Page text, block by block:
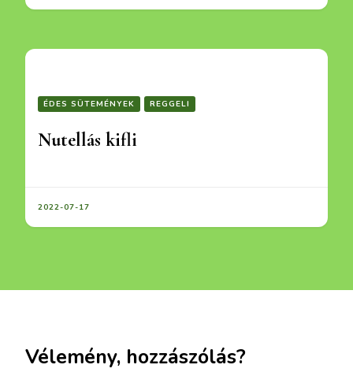
ÉDES SÜTEMÉNYEK REGGELI
Nutellás kifli
2022-07-17
Vélemény, hozzászólás?